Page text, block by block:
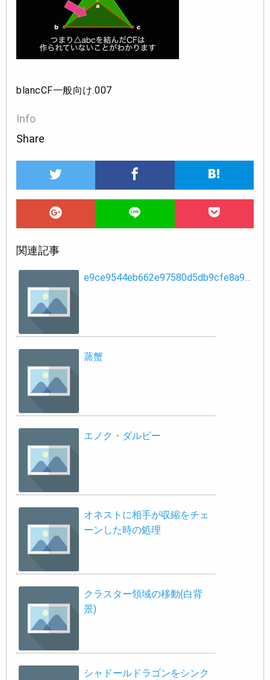
blancCF一般向け.007
Info
Share
関連記事
e9ce9544eb662e97580d5db9cfe8a9…
蒸蟹
エノク・ダルビー
オネストに相手が収縮をチェ
ーンした時の処理
クラスター領域の移動(白背
景)
シャドールドラゴンをシンク